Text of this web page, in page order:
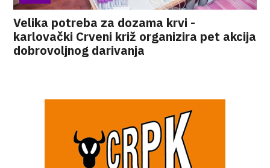
Velika potreba za dozama krvi -
karlovački Crveni križ organizira pet akcija
dobrovoljnog darivanja